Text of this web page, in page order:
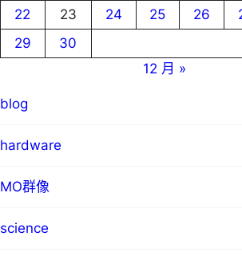
22
23 24 25 26
29
30
12 月 »
blog
hardware
MO群像
science